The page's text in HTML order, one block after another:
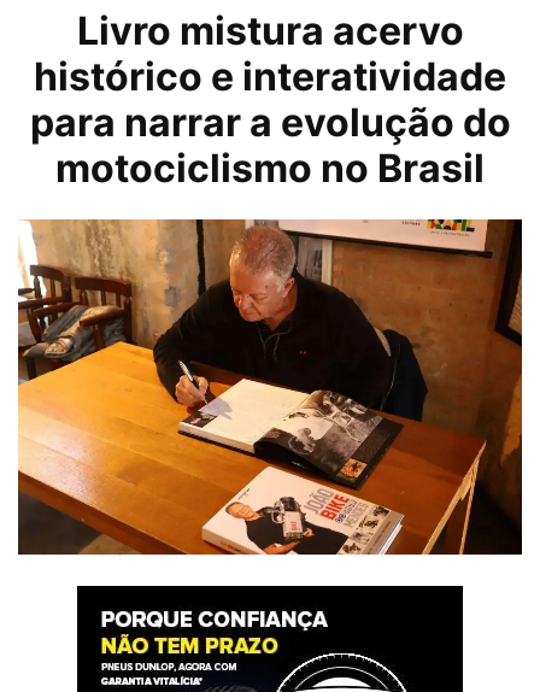
Livro mistura acervo
histórico e interatividade
para narrar a evolução do
motociclismo no Brasil